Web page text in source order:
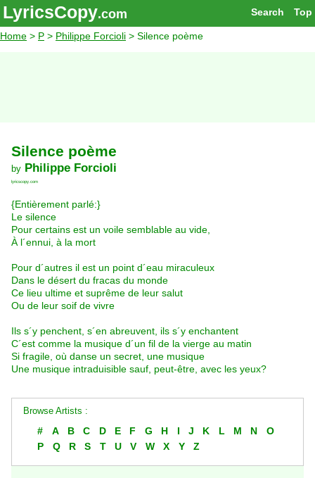
Top
Search
LyricsCopy.com
Home > P > Philippe Forcioli > Silence poème
Silence poème
by Philippe Forcioli
lyricscopy.com
{Entièrement parlé:}
Le silence
Pour certains est un voile semblable au vide,
À l´ennui, à la mort
Pour d´autres il est un point d´eau miraculeux
Dans le désert du fracas du monde
Ce lieu ultime et suprême de leur salut
Ou de leur soif de vivre
Ils s´y penchent, s´en abreuvent, ils s´y enchantent
C´est comme la musique d´un fil de la vierge au matin
Si fragile, où danse un secret, une musique
Une musique intraduisible sauf, peut-être, avec les yeux?
Browse Artists :
# A B C D E F G H I J K L M N
O
P
Q R S T U V W X Y Z